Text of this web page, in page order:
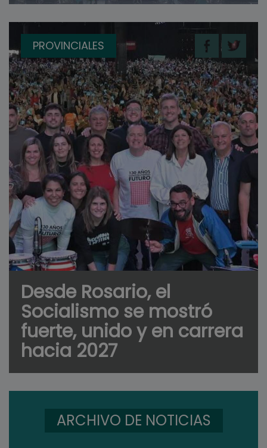
PROVINCIALES
Desde Rosario, el
Socialismo se mostró
fuerte, unido y en carrera
hacia 2027
ARCHIVO DE NOTICIAS